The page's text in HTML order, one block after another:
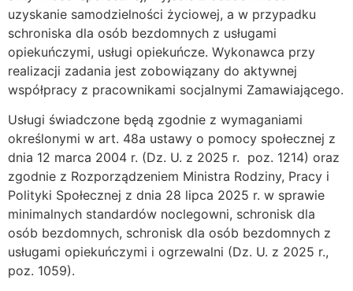
uzyskanie samodzielności życiowej, a w przypadku
schroniska dla osób bezdomnych z usługami
opiekuńczymi, usługi opiekuńcze. Wykonawca przy
realizacji zadania jest zobowiązany do aktywnej
współpracy z pracownikami socjalnymi Zamawiającego.
Usługi świadczone będą zgodnie z wymaganiami
określonymi w art. 48a ustawy o pomocy społecznej z
dnia 12 marca 2004 r. (Dz. U. z 2025 r. poz. 1214) oraz
zgodnie z Rozporządzeniem Ministra Rodziny, Pracy i
Polityki Społecznej z dnia 28 lipca 2025 r. w sprawie
minimalnych standardów noclegowni, schronisk dla
osób bezdomnych, schronisk dla osób bezdomnych z
usługami opiekuńczymi i ogrzewalni (Dz. U. z 2025 r.,
poz. 1059).